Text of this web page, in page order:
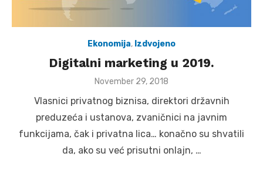
Ekonomija, Izdvojeno
Digitalni marketing u 2019.
Posted
November 29, 2018
Vlasnici privatnog biznisa, direktori državnih
preduzeća i ustanova, zvaničnici na javnim
funkcijama, čak i privatna lica… konačno su shvatili
da, ako su već prisutni onlajn, …